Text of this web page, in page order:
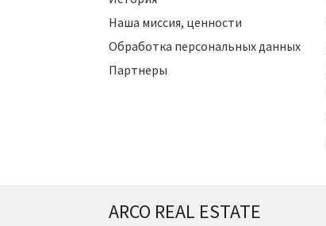
Наша миссия, ценности
Обработка персональных данных
Партнеры
ARCO REAL ESTATE